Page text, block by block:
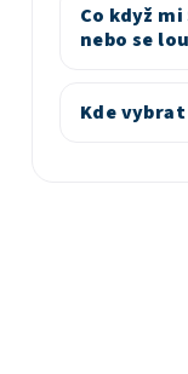
Co když
nebo se
Kde